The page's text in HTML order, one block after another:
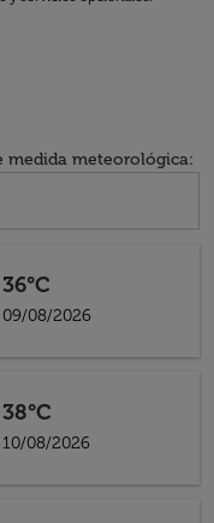
medida meteorológica:
36°C
09/08/2026
38°C
10/08/2026